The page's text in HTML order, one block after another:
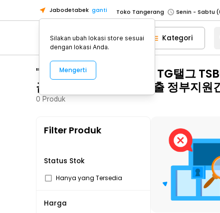
Jabodetabek ganti Toko Tangerang
Pick n Go Jakarta Barat
Senin
Pick n Go Bekasi
Senin - Jumat
Pick n Go Depok
Senin - Jumat
Toko Jakarta Pusat
Senin -
Senin
Pick n Go Bekasi
Senin - Jumat
Senin - Jumat
Kategori
"탬스뷰선불유심내구제 TG탤그
급전 대학생용돈추가대출 정부지원
0 Produk
Filter Produk
Status Stok
Hanya yang Tersedia
Harga
Silakan ubah lokasi store sesuai
dengan lokasi Anda.
Mengerti